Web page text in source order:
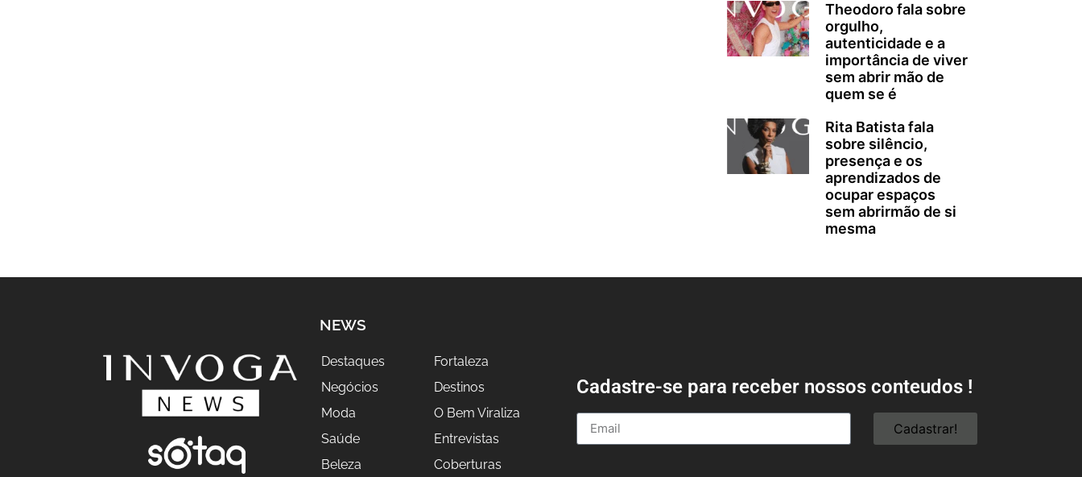
Theodoro fala sobre
orgulho,
autenticidade e a
importância de viver
sem abrir mão de
quem se é
Rita Batista fala
sobre silêncio,
presença e os
aprendizados de
ocupar espaços
sem abrirmão de si
mesma
NEWS
Destaques
Negócios
Moda
Saúde
Beleza
Fortaleza
Destinos
O Bem Viraliza
Entrevistas
Coberturas
Cadastre-se para receber nossos conteudos !
Cadastrar!